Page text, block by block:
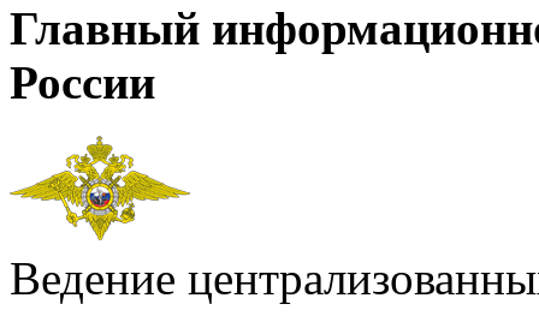
Главный
России
Ведение